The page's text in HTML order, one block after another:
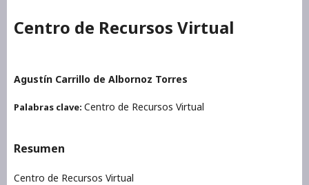
Centro de Recursos Virtual
Agustín Carrillo de Albornoz Torres
Palabras clave: Centro de Recursos Virtual
Resumen
Centro de Recursos Virtual